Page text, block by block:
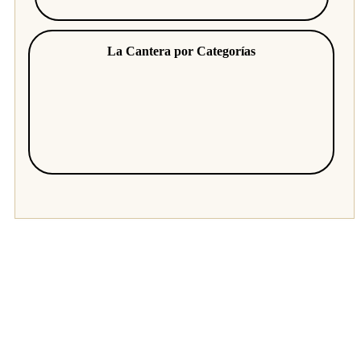
La Cantera por Categorías